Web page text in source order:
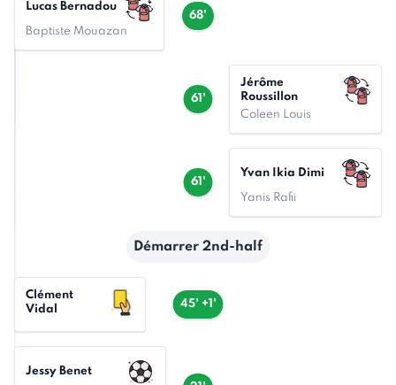
68'
Lucas Bernadou
Baptiste Mouazan
61'
Jérôme
Roussillon
Coleen Louis
61'
Yvan Ikia Dimi
Yanis Rafii
Démarrer 2nd-half
45' +1'
Clément
Vidal
Jessy Benet